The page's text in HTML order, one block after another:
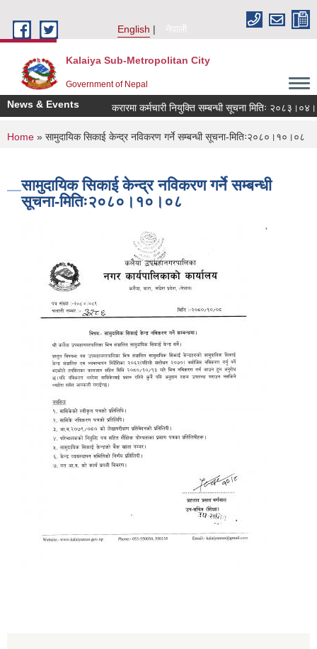
English
नेपाली
Kalaiya Sub-Metropolitan City
Government of Nepal
News & Events करारमा कर्मचारी नियुक्ति सम्बन्धी सूचना मितिः २०८३।०४।२१
You are here
Home » सामुदायिक सिकाई केन्द्र नविकरण गर्ने सम्बन्धी सूचना-मितिः२०८०।१०।०८
सामुदायिक सिकाई केन्द्र नविकरण गर्ने सम्बन्धी
सूचना-मितिः२०८०।१०।०८